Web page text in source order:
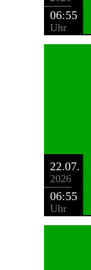
06:55
Uhr
22.07.
2026
06:55
Uhr